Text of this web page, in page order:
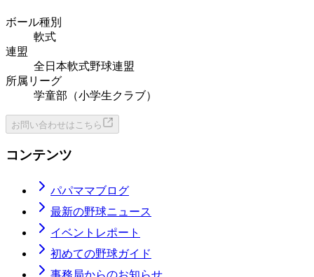
ボール種別
軟式
連盟
全日本軟式野球連盟
所属リーグ
学童部（小学生クラブ）
お問い合わせはこちら
コンテンツ
パパママブログ
最新の野球ニュース
イベントレポート
初めての野球ガイド